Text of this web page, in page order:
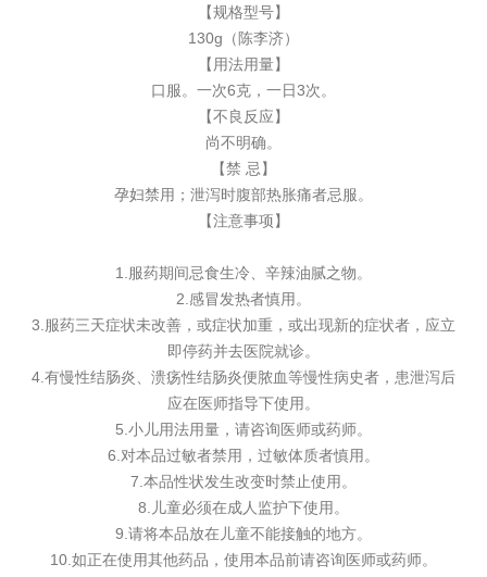
【规格型号】
130g（陈李济）
【用法用量】
口服。一次6克，一日3次。
【不良反应】
尚不明确。
【禁 忌】
孕妇禁用；泄泻时腹部热胀痛者忌服。
【注意事项】
1.服药期间忌食生冷、辛辣油腻之物。
2.感冒发热者慎用。
3.服药三天症状未改善，或症状加重，或出现新的症状者，应立
即停药并去医院就诊。
4.有慢性结肠炎、溃疡性结肠炎便脓血等慢性病史者，患泄泻后
应在医师指导下使用。
5.小儿用法用量，请咨询医师或药师。
6.对本品过敏者禁用，过敏体质者慎用。
7.本品性状发生改变时禁止使用。
8.儿童必须在成人监护下使用。
9.请将本品放在儿童不能接触的地方。
10.如正在使用其他药品，使用本品前请咨询医师或药师。